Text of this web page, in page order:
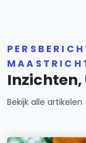
Inzichten,
Bekijk alle artikelen